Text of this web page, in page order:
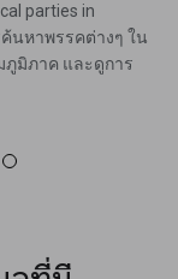
parties in
นหาพรรคต่างๆ ใน
ภูมิภาค และดูการ